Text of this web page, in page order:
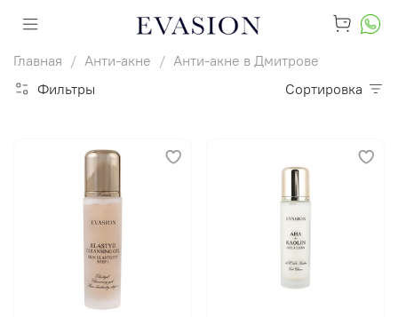
Главная Анти-акне
Анти-акне в Дмитрове
Фильтры
Сортировка